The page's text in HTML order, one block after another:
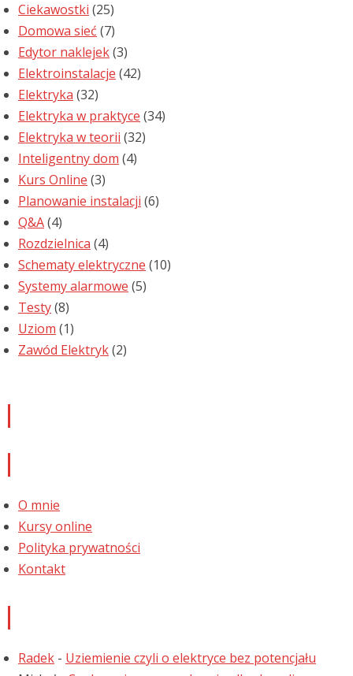
Ciekawostki (25)
Domowa sieć (7)
Edytor naklejek(3)
Elektroinstalacje (42)
Elektryka (32)
Elektryka w praktyce (34)
Elektryka w teorii (32)
Inteligentny dom (4)
Kurs Online (3)
Planowanie instalacji (6)
Q&A(4)
Rozdzielnica (4)
Schematy elektryczne (10)
Systemy alarmowe (5)
Testy(8)
Uziom (1)
Zawód Elektryk(2)
O mnie
Kursy online
Polityka prywatności
Kontakt
Radek - Uziemienie czyli o elektryce bez potencjału